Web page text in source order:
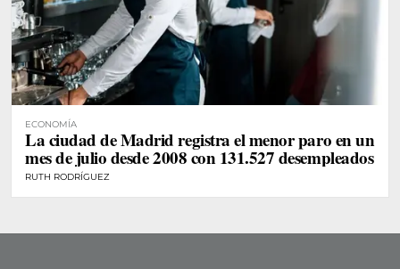
ECONOMÍA
La ciudad de Madrid registra el menor paro en un
mes de julio desde 2008 con 131.527 desempleados
RUTH RODRÍGUEZ